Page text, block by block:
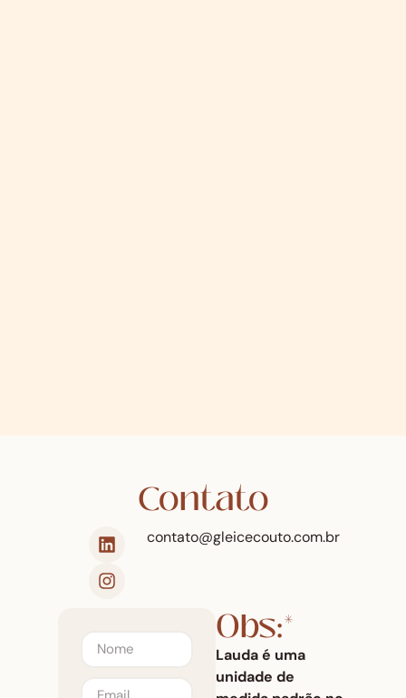
Contato
contato@gleicecouto.com.br
Obs:*
Lauda é uma
unidade de